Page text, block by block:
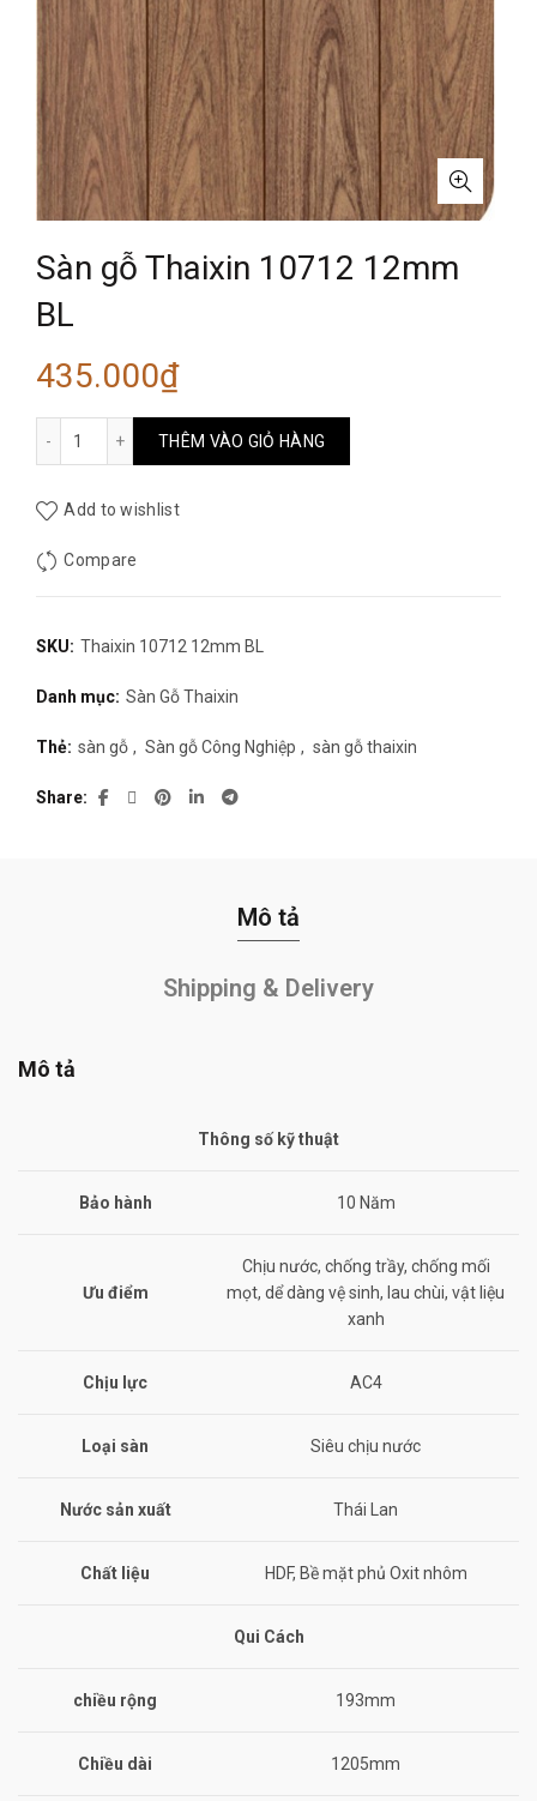
Sàn gỗ Thaixin 10712 12mm
BL
435.000₫
Sàn gỗ Thaixin 10712 12mm BL số lượng
THÊM VÀO GIỎ HÀNG
Add to wishlist
Compare
SKU: Thaixin 10712 12mm BL
Danh mục: Sàn Gỗ Thaixin
Thẻ: sàn gỗ , Sàn gỗ Công Nghiệp , sàn gỗ thaixin
Share
Mô tả
Shipping & Delivery
Mô tả
Thông số kỹ thuật
Bảo hành 10 Năm
Ưu điểm
Chịu nước, chống trầy, chống mối
mọt, dể dàng vệ sinh, lau chùi, vật liệu
xanh
Chịu lực AC4
Loại sàn Siêu chịu nước
Nước sản xuất Thái Lan
Chất liệu HDF, Bề mặt phủ Oxit nhôm
Qui Cách
chiều rộng 193mm
Chiều dài 1205mm